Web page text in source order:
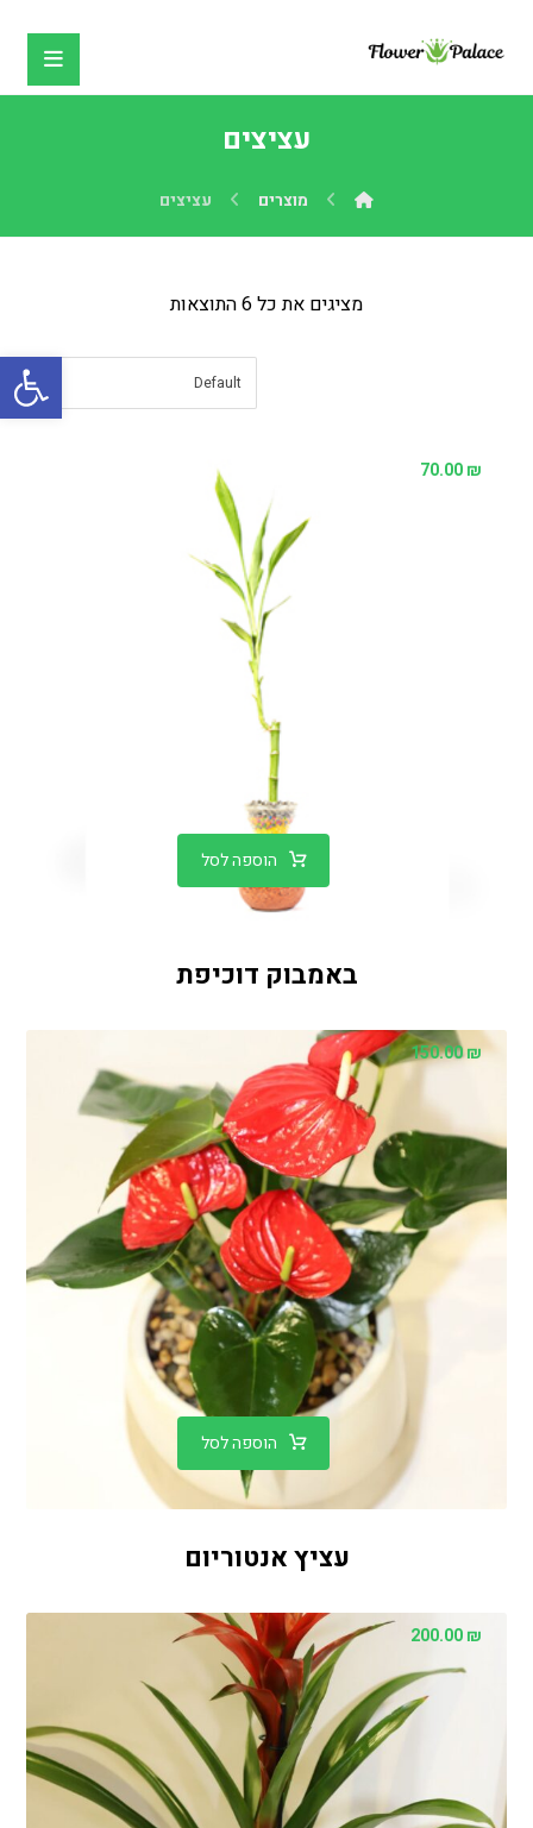
עציצים
מוצרים עציצים
מציגים את כל ⁦6⁩ התוצאות
באמבוק דוכיפת
70.00₪
הוספה לסל
עציץ אנטוריום
150.00₪
הוספה לסל
200.00₪